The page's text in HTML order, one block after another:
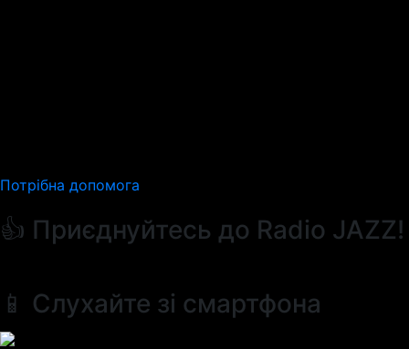
Потрібна допомога
👍 Приєднуйтесь до Radio JAZZ!
📱 Слухайте зі смартфона